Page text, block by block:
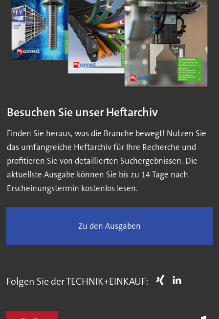
Besuchen Sie unser Heftarchiv
Finden Sie heraus, was die Branche bewegt! Nutzen Sie
das umfangreiche Heftarchiv für Ihre Recherche und
profitieren Sie von detaillierten Suchergebnissen. Die
aktuellste Ausgabe können Sie bis zu 14 Tage nach
Erscheinungstermin kostenlos lesen.
Zu den Ausgaben
Folgen Sie der TECHNIK+EINKAUF: